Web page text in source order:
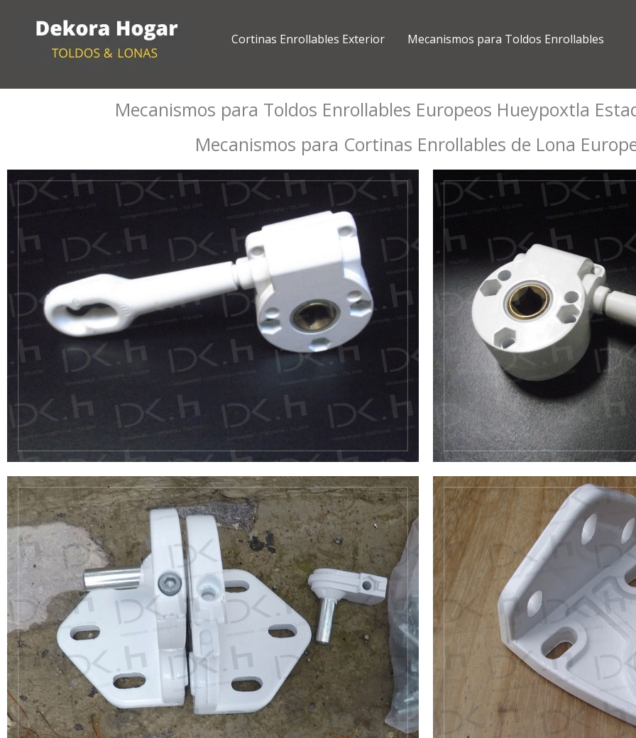
Cortinas Enrollables Exterior Mecanismos para Toldos Enrollables
Mecanismos para Toldos Enrollables Europeos Hueypoxtla
Mecanismos para Cortinas Enrollables de Lona